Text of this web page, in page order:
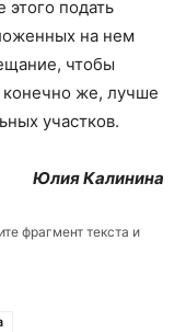
подать
на нем
чтобы
конечно же, лучше
участков.
Юлия Калинина
фрагмент текста и